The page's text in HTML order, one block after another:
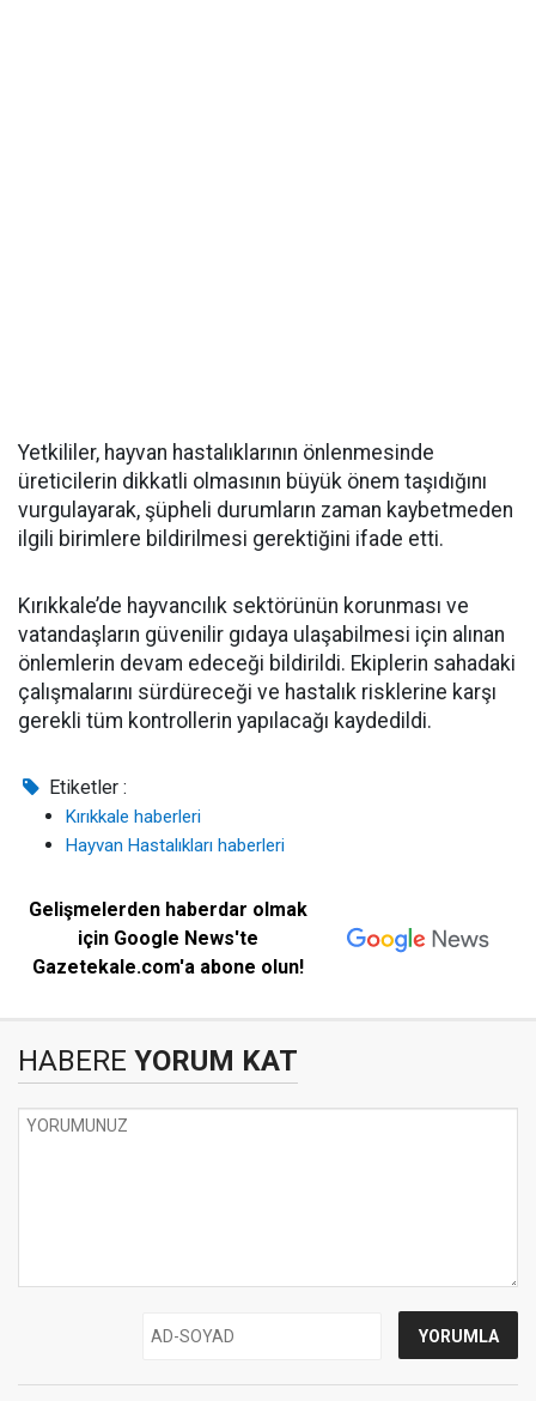
Yetkililer, hayvan hastalıklarının önlenmesinde
üreticilerin dikkatli olmasının büyük önem taşıdığını
vurgulayarak, şüpheli durumların zaman kaybetmeden
ilgili birimlere bildirilmesi gerektiğini ifade etti.
Kırıkkale’de hayvancılık sektörünün korunması ve
vatandaşların güvenilir gıdaya ulaşabilmesi için alınan
önlemlerin devam edeceği bildirildi. Ekiplerin sahadaki
çalışmalarını sürdüreceği ve hastalık risklerine karşı
gerekli tüm kontrollerin yapılacağı kaydedildi.
Etiketler :
Kırıkkale haberleri
Hayvan Hastalıkları haberleri
Gelişmelerden haberdar olmak
için Google News'te
Gazetekale.com'a abone olun!
HABERE YORUM KAT